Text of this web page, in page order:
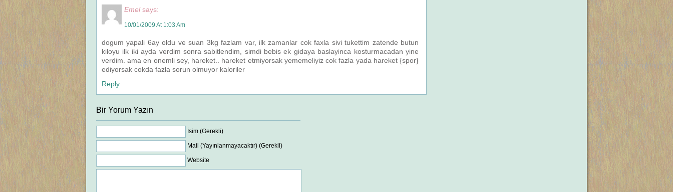
Emel says:
10/01/2009 At 1:03 Am
dogum yapali 6ay oldu ve suan 3kg fazlam var, ilk zamanlar cok faxla sivi tukettim zatende butun
kiloyu ilk iki ayda verdim sonra sabitlendim, simdi bebis ek gidaya baslayinca kosturmacadan yine
verdim. ama en onemli sey, hareket.. hareket etmiyorsak yememeliyiz cok fazla yada hareket {spor}
ediyorsak cokda fazla sorun olmuyor kaloriler
Reply
Bir Yorum Yazın
İsim (Gerekli)
Mail (Yayınlanmayacaktır) (Gerekli)
Website